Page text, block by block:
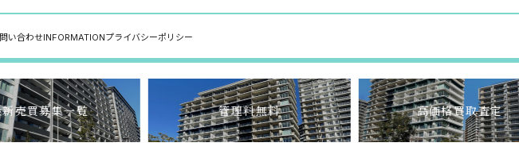
い合わせINFORMATIONプライバシーポリシー
買募集一覧 管理料無料 高価格買取査定